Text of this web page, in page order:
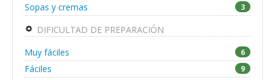
Sopas y cremas 3
DIFICULTAD DE PREPARACIÓN
Muy fáciles
6
Fáciles 9